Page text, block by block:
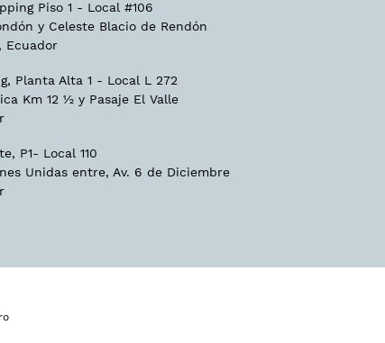
Piso 1 - Local #106
y Celeste Blacio de Rendón
Ecuador
Planta Alta 1 - Local L 272
Km 12 ½ y Pasaje El Valle
P1- Local 110
Unidas entre, Av. 6 de Diciembre